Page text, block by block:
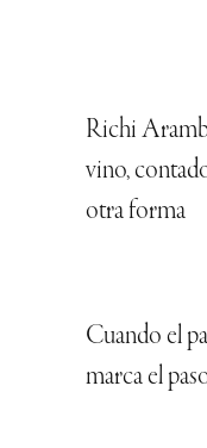
Richi
vino,
otra forma
Cuando el
marca el